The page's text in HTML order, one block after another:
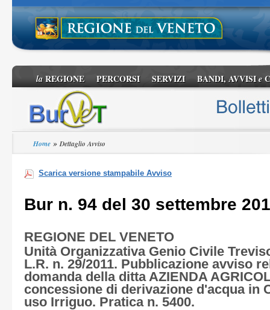
laREGIONE PERCORSI SERVIZI BANDI, AVVISIe
Home »Dettaglio Avviso
Scarica versione stampabile Avviso
Bur n. 94 del 30 settembre
REGIONE DEL VENETO
Unità Organizzativa Genio Civile
L.R. n. 29/2011. Pubblicazione avviso
domanda della ditta AZIENDA
concessione di derivazione d'acqua in
uso Irriguo. Pratica n. 5400.